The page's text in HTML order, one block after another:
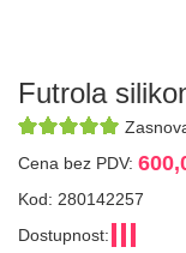
Futrola
Cena bez PDV:
Kod: 280142257
Dostupnost: